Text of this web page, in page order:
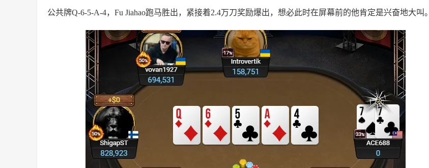
公共牌Q-6-5-A-4，Fu Jiahao跑马胜出，紧接着2.4万刀奖励爆出，想必此时在屏幕前的他肯定是兴奋地大叫。